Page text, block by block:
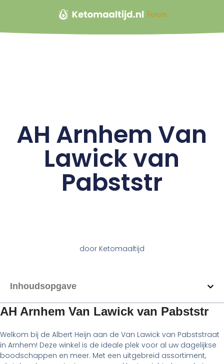
Forum
AH Arnhem Van
Lawick van
Pabststr
doorKetomaaltijd
Inhoudsopgave
AH Arnhem Van Lawick van Pabststr
Welkom bij de Albert Heijn aan de Van Lawick van Pabststraat
in Arnhem! Deze winkel is de ideale plek voor al uw dagelijkse
boodschappen en meer. Met een uitgebreid assortiment,